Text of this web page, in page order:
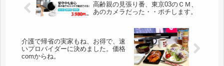
高齢親の見張り番、東京03のＣＭ、
あのカメラだった・・ポチします。
介護で帰省の実家もね、お得で、速
いプロバイダーに決めました。価格
comからね。